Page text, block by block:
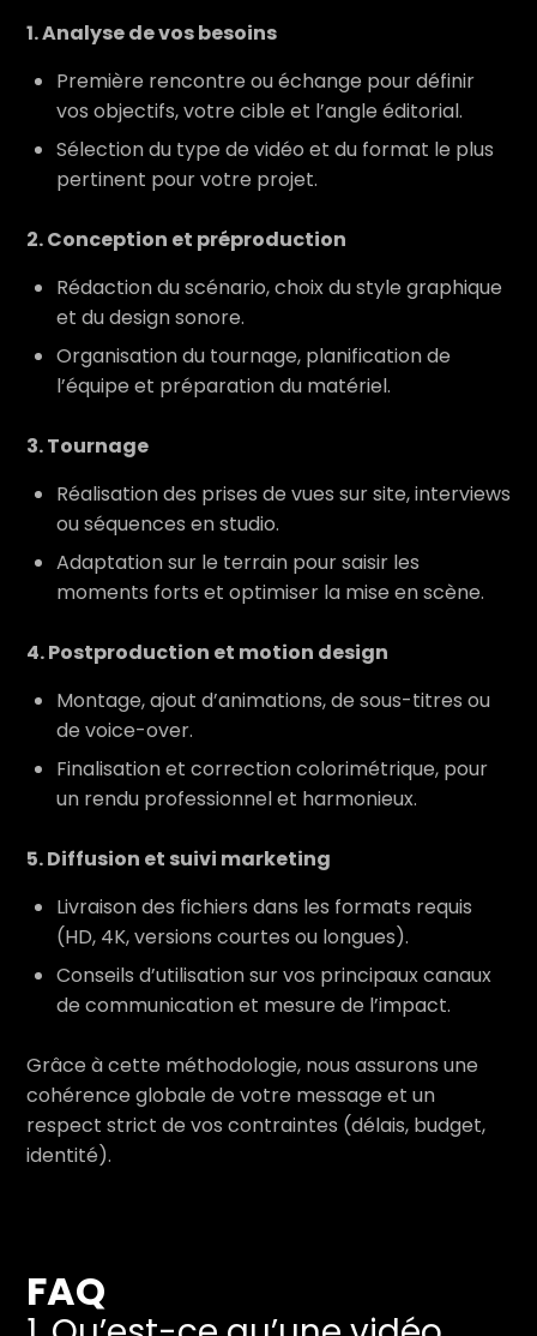
1. Analyse de vos besoins
Première rencontre ou échange pour définir
vos objectifs, votre cible et l’angle éditorial.
Sélection du type de vidéo et du format le plus
pertinent pour votre projet.
2. Conception et préproduction
Rédaction du scénario, choix du style graphique
et du design sonore.
Organisation du tournage, planification de
l’équipe et préparation du matériel.
3. Tournage
Réalisation des prises de vues sur site, interviews
ou séquences en studio.
Adaptation sur le terrain pour saisir les
moments forts et optimiser la mise en scène.
4. Postproduction et motion design
Montage, ajout d’animations, de sous-titres ou
de voice-over.
Finalisation et correction colorimétrique, pour
un rendu professionnel et harmonieux.
5. Diffusion et suivi marketing
Livraison des fichiers dans les formats requis
(HD, 4K, versions courtes ou longues).
Conseils d’utilisation sur vos principaux canaux
de communication et mesure de l’impact.
Grâce à cette méthodologie, nous assurons une
cohérence globale de votre message et un
respect strict de vos contraintes (délais, budget,
identité).
FAQ